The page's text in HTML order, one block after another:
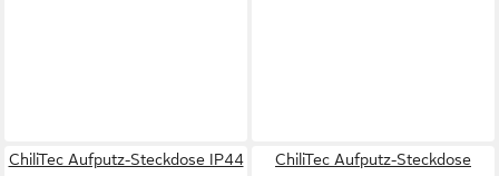
ChiliTec Aufputz-Steckdose IP44
ChiliTec Aufputz-Steckdose